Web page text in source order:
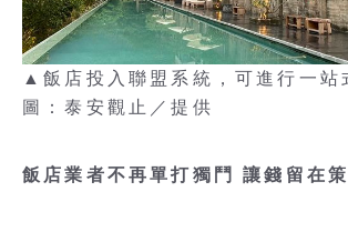
▲飯店投入聯盟系統，可進行一
圖：泰安觀止／提供
飯店業者不再單打獨鬥 讓錢留在